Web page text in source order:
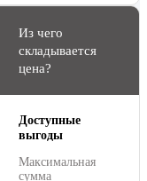
Из чего
складывается
цена?
Доступные
выгоды
Максимальная
сумма